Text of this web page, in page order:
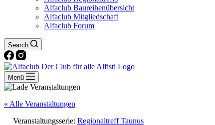
Alfaclub Baureihenübersicht
Alfaclub Mitgliedschaft
Alfaclub Forum
Search
Menü
« Alle Veranstaltungen
Veranstaltungsserie: Regionaltreff Taunus